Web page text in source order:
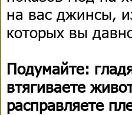
на вас джинсы,
которых вы
Подумайте:
втягиваете
расправляете